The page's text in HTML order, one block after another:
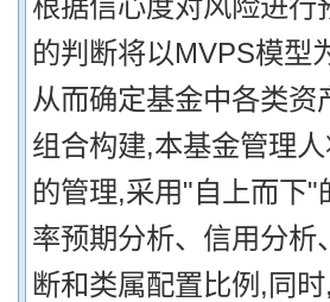
根据信心度对风险进
的判断将以MVPS模型
从而确定基金中各类
组合构建,本基金管理
的管理,采用"自上而下
率预期分析、信用分
断和类属配置比例,同